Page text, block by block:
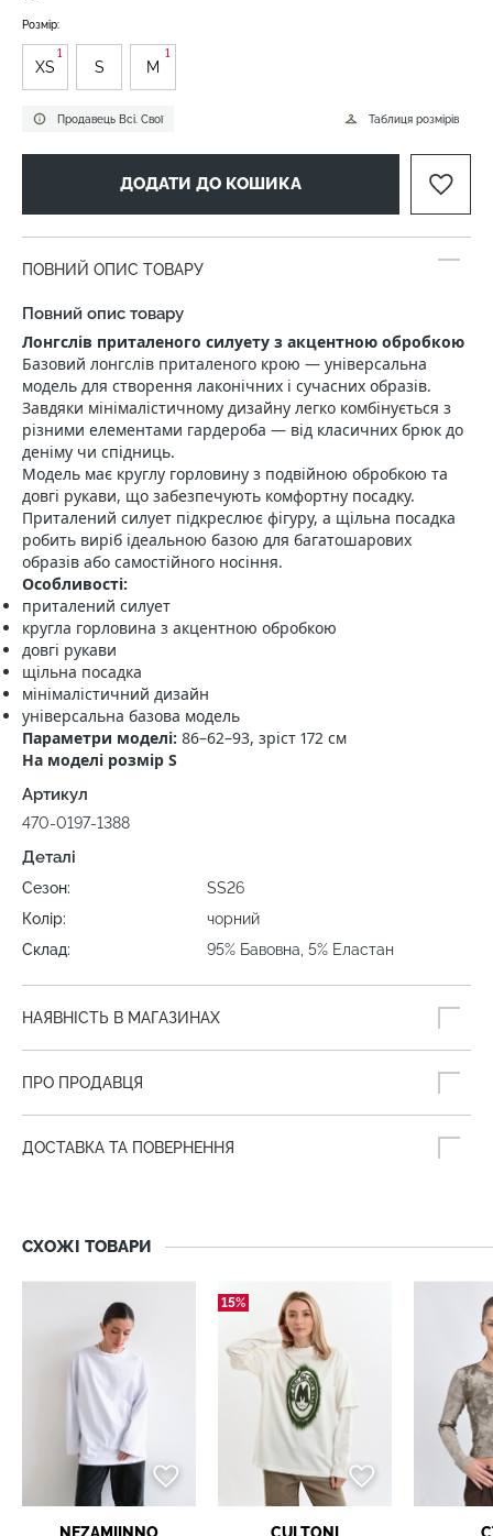
Продавець Всі. Свої Таблиця розмірів
Розмір:
XS
1
S M
1
ДОДАТИ ДО КОШИКА
ПОВНИЙ ОПИС ТОВАРУ
Повний опис товару
Лонгслів приталеного силуету з акцентною обробкою
Базовий лонгслів приталеного крою — універсальна
модель для створення лаконічних і сучасних образів.
Завдяки мінімалістичному дизайну легко комбінується з
різними елементами гардероба — від класичних брюк до
деніму чи спідниць.
Модель має круглу горловину з подвійною обробкою та
довгі рукави, що забезпечують комфортну посадку.
Приталений силует підкреслює фігуру, а щільна посадка
робить виріб ідеальною базою для багатошарових
образів або самостійного носіння.
Особливості:
приталений силует
кругла горловина з акцентною обробкою
довгі рукави
щільна посадка
мінімалістичний дизайн
універсальна базова модель
Параметри моделі: 86–62–93, зріст 172 см
На моделі розмір S
Артикул
470-0197-1388
Деталі
Сезон:
SS26
Колір:
чорний
Склад:
95% Бавовна, 5% Еластан
НАЯВНІСТЬ В МАГАЗИНАХ
ПРО ПРОДАВЦЯ
ДОСТАВКА ТА ПОВЕРНЕННЯ
СХОЖІ ТОВАРИ
15%